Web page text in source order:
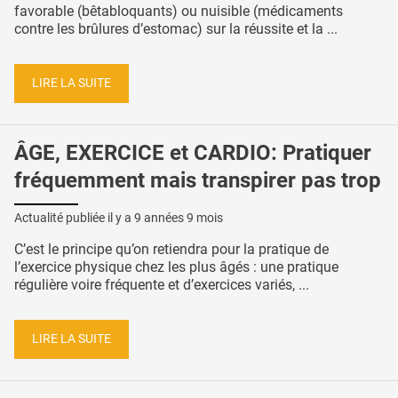
favorable (bêtabloquants) ou nuisible (médicaments
contre les brûlures d’estomac) sur la réussite et la ...
LIRE LA SUITE
ÂGE, EXERCICE et CARDIO: Pratiquer
fréquemment mais transpirer pas trop
Actualité publiée il y a 9 années 9 mois
C’est le principe qu’on retiendra pour la pratique de
l’exercice physique chez les plus âgés : une pratique
régulière voire fréquente et d’exercices variés, ...
LIRE LA SUITE